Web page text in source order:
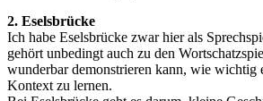
2. Eselsbrücke
Ich habe Eselsbrücke zwar hier als
gehört unbedingt auch zu den
wunderbar demonstrieren kann, wie wichtig
Kontext zu lernen.